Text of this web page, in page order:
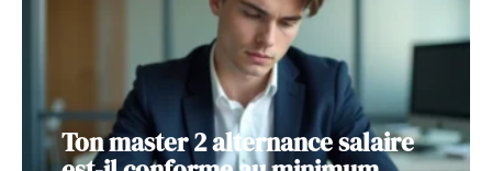
Ton master 2 alternance salaire